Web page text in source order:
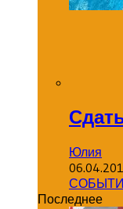
Юлия
Последнее